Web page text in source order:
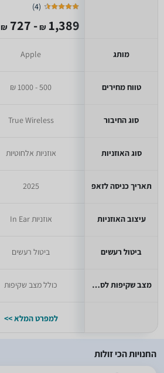
מותג
טווח מחירים
סוג החיבור
סוג האוזניות
תאריך כניסה לזאפ
עיצוב האוזניות
ביטול רעשים
מצב שקיפות לסביבה
(
4
)
1,389
₪
- 727
₪
Apple
500 - 1000 ₪
True Wireless
אוזניות אלחוטיות
2025
אוזניות In Ear
ביטול רעשים
כולל מצב שקיפות
למפרט המלא >>
החנויות הכי זולות